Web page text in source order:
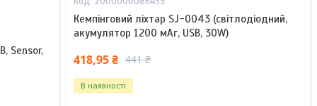
Sensor,
Кемпінговий ліхтар SJ-0043 (світлодіодний,
акумулятор 1200 мАг, USB, 30W)
418,95 ₴ 441 ₴
В наявності